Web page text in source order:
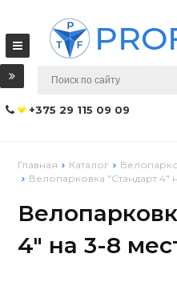
+375 29 115 09 09
Главная Каталог
Велопарковка "Стандарт 4"
4" на 3-8